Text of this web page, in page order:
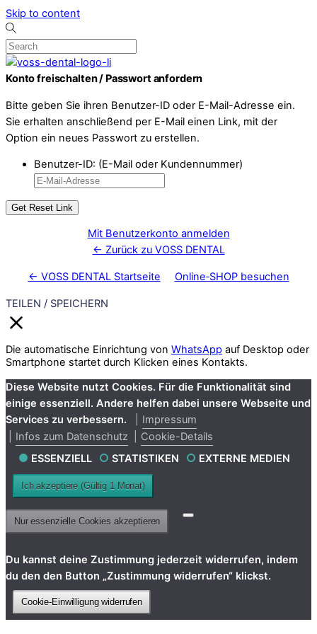
Skip to content
Konto freischalten / Passwort anfordern
Bitte geben Sie ihren Benutzer-ID oder E-Mail-Adresse ein.
Sie erhalten anschließend per E-Mail einen Link, mit der
Option ein neues Passwort zu erstellen.
Benutzer-ID: (E-Mail oder Kundennummer)
Mit Benutzerkonto anmelden
← Zurück zu VOSS DENTAL
← VOSS DENTAL Startseite Online‑SHOP besuchen
TEILEN / SPEICHERN
Die automatische Einrichtung von WhatsApp auf Desktop oder
Smartphone startet durch Klicken eines Kontakts.
Diese Website nutzt Cookies. Für die Funktionalität sind
einige essenziell. Andere helfen dabei unsere Webseite und
Services zu verbessern.
Impressum
Infos zum Datenschutz
Cookie-Details
ESSENZIELL
STATISTIKEN EXTERNE MEDIEN
Ich akzeptiere (Gültig 1 Monat)
Nur essenzielle Cookies akzeptieren
Du kannst deine Zustimmung jederzeit widerrufen, indem
du den den Button „Zustimmung widerrufen“ klickst.
Cookie-Einwilligung widerrufen